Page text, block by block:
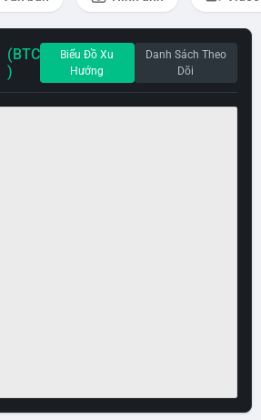
(BTC
)
Biểu Đồ Xu
Hướng
Danh Sách Theo
Dõi